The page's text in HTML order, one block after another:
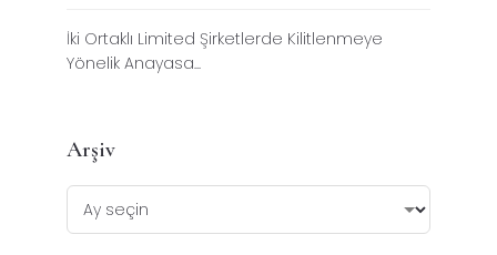
İki Ortaklı Limited Şirketlerde Kilitlenmeye
Yönelik Anayasa...
Arşiv